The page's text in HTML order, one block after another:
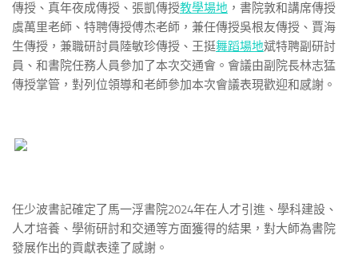
傳授、真年夜成傳授、張凱傳授教學場地 ，書院敦和講席傳授
虞萬里老師、特聘傳授傅杰老師，兼任傳授吳根友傳授、賈海
生傳授，兼職研討員陸敏珍傳授、王挺舞蹈場地斌特聘副研討
員、和書院任務人員參加了本次交通會。會議由副院長林志猛
傳授掌管，對列位領導和老師參加本次會議表現歡迎和感謝。
任少波書記確定了馬一浮書院2024年在人才引進、學科建設、
人才培養、學術研討和交通等方面獲得的結果，對大師為書院
發展作出的貢獻表達了感謝。